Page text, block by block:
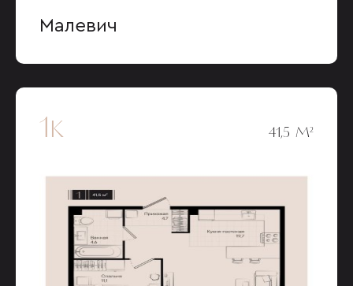
Малевич
1к 41,5 М²